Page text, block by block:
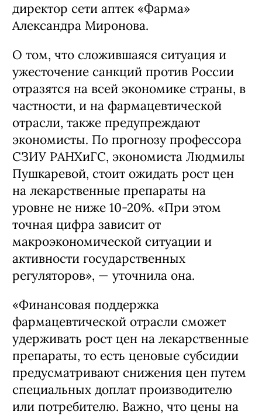
директор сети аптек «Фарма»
Александра Миронова.
О том, что сложившаяся ситуация и
ужесточение санкций против России
отразятся на всей экономике страны, в
частности, и на фармацевтической
отрасли, также предупреждают
экономисты. По прогнозу профессора
СЗИУ РАНХиГС, экономиста Людмилы
Пушкаревой, стоит ожидать рост цен
на лекарственные препараты на
уровне не ниже 10-20%. «При этом
точная цифра зависит от
макроэкономической ситуации и
активности государственных
регуляторов», — уточнила она.
«Финансовая поддержка
фармацевтической отрасли сможет
удерживать рост цен на лекарственные
препараты, то есть ценовые субсидии
предусматривают снижения цен путем
специальных доплат производителю
или потребителю. Важно, что цены на